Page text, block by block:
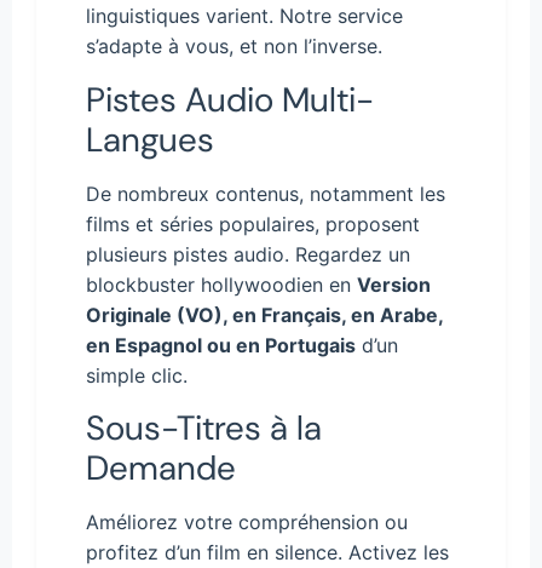
linguistiques varient. Notre service
s’adapte à vous, et non l’inverse.
Pistes Audio Multi-
Langues
De nombreux contenus, notamment les
films et séries populaires, proposent
plusieurs pistes audio. Regardez un
blockbuster hollywoodien en Version
Originale (VO), en Français, en Arabe,
en Espagnol ou en Portugais d’un
simple clic.
Sous-Titres à la
Demande
Améliorez votre compréhension ou
profitez d’un film en silence. Activez les